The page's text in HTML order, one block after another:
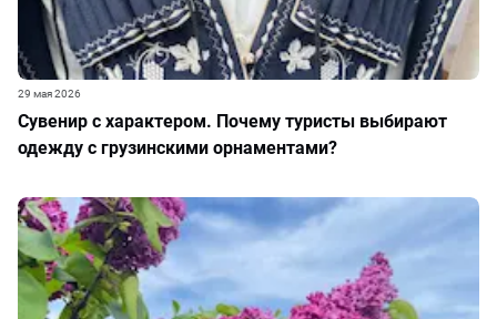
Сувенир с характером. Почему туристы выбирают
одежду с грузинскими орнаментами?
29 мая 2026